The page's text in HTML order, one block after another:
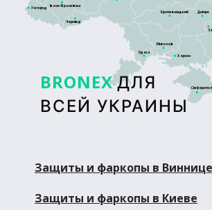
BRONEX ДЛЯ
ВСЕЙ УКРАИНЫ
Дніпро
Кропивницький
Херсон
Ужгород
Чернівці
Івано-Франківськ
Миколаїв
Одеса
Защиты и фаркопы в Виннице
Защиты и фаркопы в Киеве